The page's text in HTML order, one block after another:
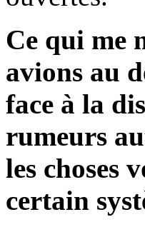
Ce qui me
avions au
face à la
rumeurs
les choses
certain